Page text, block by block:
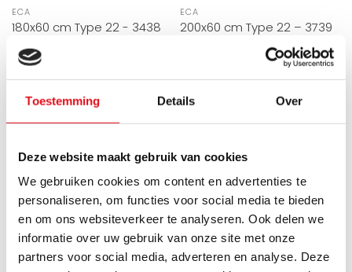
Toestemming Details Over
Deze website maakt gebruik van cookies
We gebruiken cookies om content en advertenties te
personaliseren, om functies voor social media te bieden
en om ons websiteverkeer te analyseren. Ook delen we
informatie over uw gebruik van onze site met onze
partners voor social media, adverteren en analyse. Deze
ECA
180x60 cm Type 22 - 3438
Duo Hybride avec fonction
Wifi - façade rainurée -
Blanc (Ral 9016)
breveté de Radiator-Outlet
fonctionne à la fois sur c..
Directement disponible
€1.916,58 €1.149,95
ECA
200x60 cm Type 22 – 3739
Watt – Radiateur Vertical
Duo Hybride avec fonction
Wifi – face lisse – Blanc
(RAL 9016)
breveté de Radiator-Outlet
fonctionne aussi bien sur c..
Directement disponible
€1.916,58 €1.149,95